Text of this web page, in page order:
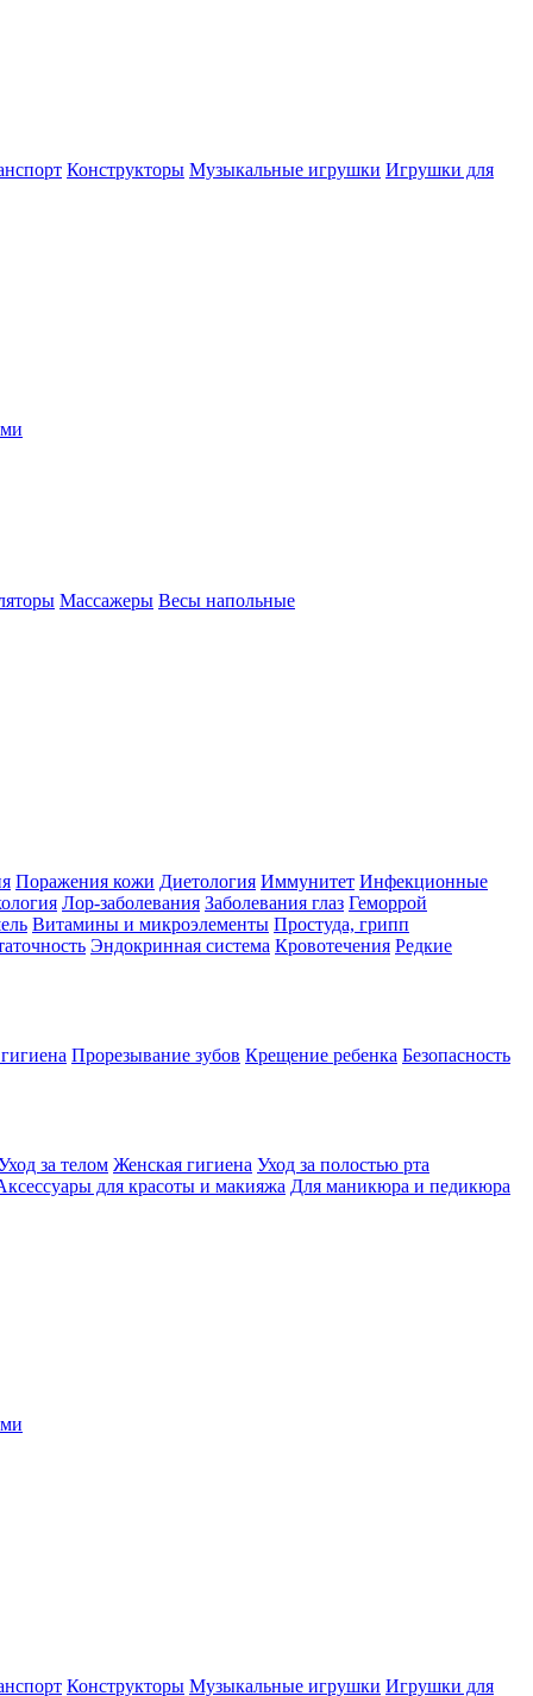
Конструкторы Музыкальные игрушки Игрушки для
Массажеры Весы напольные
Поражения кожи Диетология Иммунитет Инфекционные
Лор-заболевания Заболевания глаз Геморрой
Витамины и микроэлементы Простуда, грипп
Эндокринная система Кровотечения Редкие
Прорезывание зубов Крещение ребенка Безопасность
за телом Женская гигиена Уход за полостью рта
для красоты и макияжа Для маникюра и педикюра
Конструкторы Музыкальные игрушки Игрушки для